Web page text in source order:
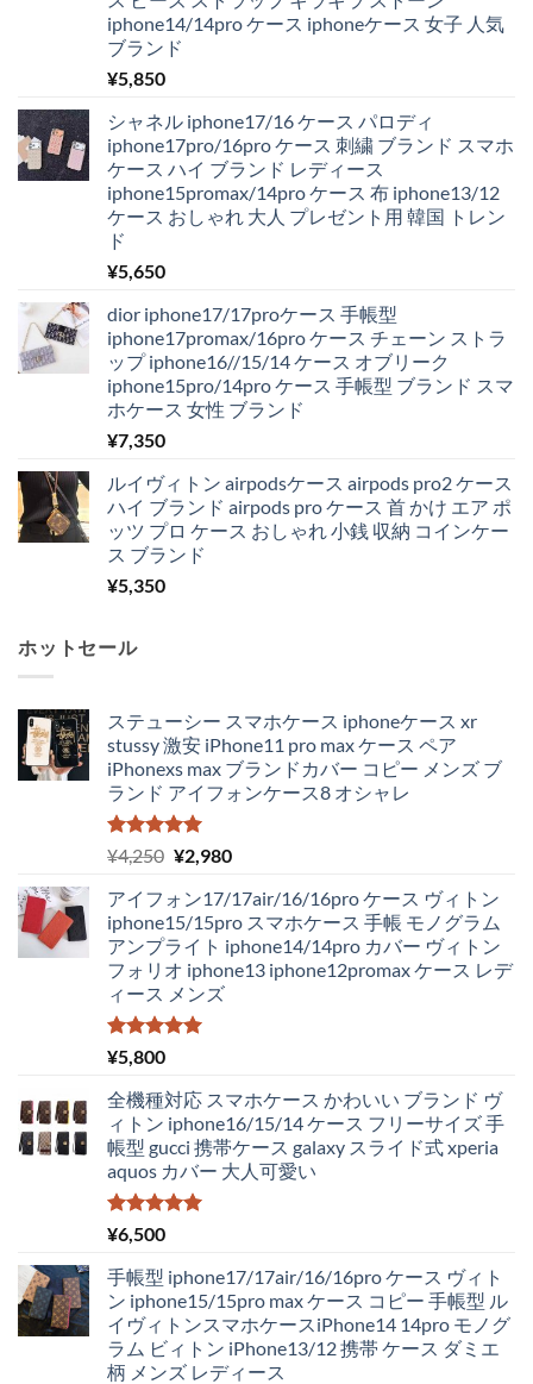
iphone14/14pro ケース iphoneケース 女子 人気
ブランド
¥5,850
シャネル iphone17/16 ケース パロディ
iphone17pro/16pro ケース 刺繍 ブランド スマホ
ケース ハイ ブランド レディース
iphone15promax/14pro ケース 布 iphone13/12
ケース おしゃれ 大人 プレゼント用 韓国 トレン
ド
¥5,650
dior iphone17/17proケース 手帳型
iphone17promax/16pro ケース チェーン ストラ
ップ iphone16//15/14 ケース オブリーク
iphone15pro/14pro ケース 手帳型 ブランド スマ
ホケース 女性 ブランド
¥7,350
ルイヴィトン airpodsケース airpods pro2 ケース
ハイ ブランド airpods pro ケース 首 かけ エア ポ
ッツ プロ ケース おしゃれ 小銭 収納 コインケー
ス ブランド
¥5,350
ホットセール
ステューシー スマホケース iphoneケース xr
stussy 激安 iPhone11 pro max ケース ペア
iPhonexs max ブランドカバー コピー メンズ ブ
ランド アイフォンケース8 オシャレ
5段階中
5.00
の評価
¥4,250 元
価
格
は
¥4,250
で
し
¥2,980現
の
価
格
は
アイフォン17/17air/16/16pro ケース ヴィトン
iphone15/15pro スマホケース 手帳 モノグラム
アンプライト iphone14/14pro カバー ヴィトン
フォリオ iphone13 iphone12promax ケース レデ
ィース メンズ
5段階中
5.00
¥5,800
全機種対応 スマホケース かわいい ブランド ヴ
ィトン iphone16/15/14 ケース フリーサイズ 手
帳型 gucci 携帯ケース galaxy スライド式 xperia
aquos カバー 大人可愛い
5段階中
5.00
¥6,500
手帳型 iphone17/17air/16/16pro ケース ヴィト
ン iphone15/15pro max ケース コピー 手帳型 ル
イヴィトンスマホケースiPhone14 14pro モノグ
ラム ビィトン iPhone13/12 携帯 ケース ダミエ
柄 メンズ レディース